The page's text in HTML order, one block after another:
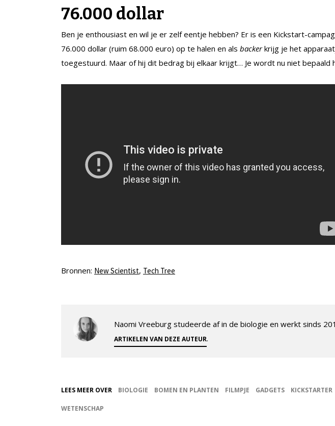
76.000 dollar
Ben je enthousiast en wil je er zelf eentje hebben? Er is een Kickstart-
76.000 dollar (ruim 68.000 euro) op te halen en als backerkrijg je het
toegestuurd. Maar of hij dit bedrag bij elkaar krijgt… Je wordt nu niet bepaald
Bronnen: New Scientist, Tech Tree
Naomi Vreeburg studeerde af in de biologie en werkt sinds
ARTIKELEN VAN DEZE AUTEUR.
LEES MEER OVER BIOLOGIE BOMEN EN PLANTEN FILMPJE GADGETS KICKSTARTER
WETENSCHAP